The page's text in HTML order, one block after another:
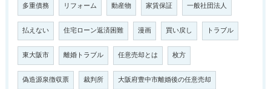
多重債務 リフォーム 動産物 家賃保証 一般社団法人
払えない 住宅ローン返済困難 漫画 買い戻し トラブル
東大阪市 離婚トラブル 任意売却とは 枚方
偽造源泉徴収票 裁判所 大阪府豊中市離婚後の任意売却